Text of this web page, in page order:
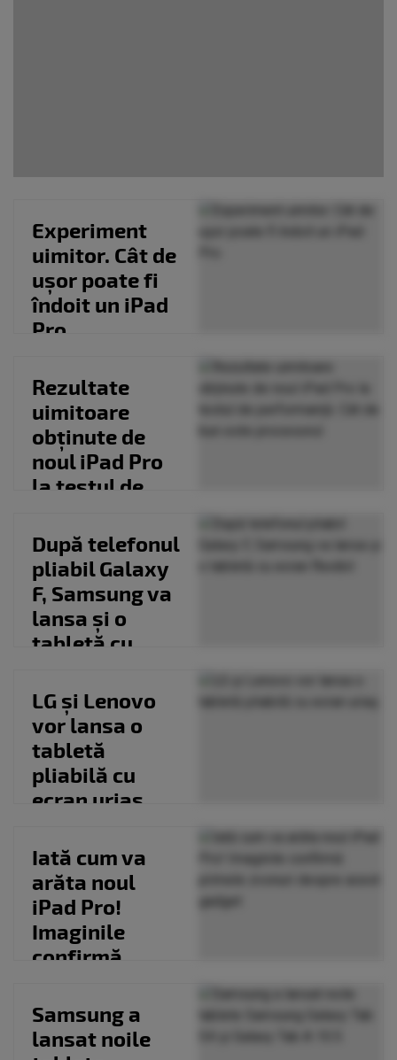
Experiment
uimitor. Cât de
ușor poate fi
îndoit un iPad
Pro
Rezultate
uimitoare
obținute de
noul iPad Pro
la testul de
Cât de...
După telefonul
pliabil Galaxy
F, Samsung va
lansa și o
tabletă cu
LG și Lenovo
vor lansa o
tabletă
pliabilă cu
ecran uriaș
Iată cum va
arăta noul
iPad Pro!
Imaginile
confirmă
zvonuri despre
acest...
Samsung a
lansat noile